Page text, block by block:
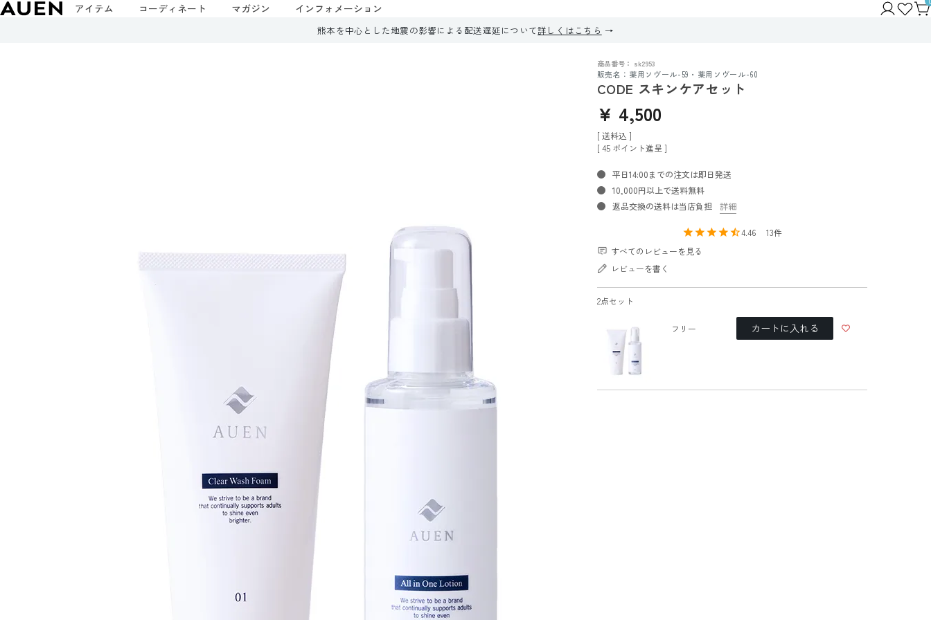
アイテム コーディネート マガジン インフォメーション
熊本を中心とした地震の影響による配送遅延について詳しくはこちら
商品番号 sk2953
販売名：薬用ソヴール-59・薬用ソヴール-60
CODE スキンケアセット
¥ 4,500
送料込
[ 45 ポイント進呈 ]
平日14:00までの注文は即日発送
10,000円以上で送料無料
返品交換の送料は当店負担
詳細
4.46
13
すべてのレビューを見る
レビューを書く
2点セット
フリー カートに入れる